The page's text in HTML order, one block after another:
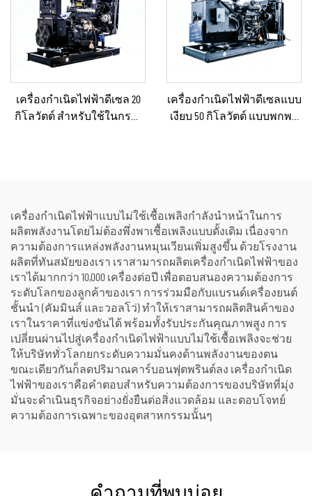
เครื่องกำเนิดไฟฟ้าดีเซล 20
กิโลวัตต์ สำหรับใช้ในกรณี
เครื่องกำเนิดไฟฟ้าดีเซลแบบ
เงียบ 50 กิโลวัตต์ แบบพกพา
เครื่องกำเนิดไฟฟ้าแบบไม่ใช้เชื้อเพลิงกำลังนำหน้าในการ
ผลิตพลังงานโดยไม่ต้องพึ่งพาเชื้อเพลิงแบบดั้งเดิม เนื่องจาก
ความต้องการแหล่งพลังงานหมุนเวียนเพิ่มสูงขึ้น ด้วยโรงงาน
ผลิตที่ทันสมัยของเรา เราสามารถผลิตเครื่องกำเนิดไฟฟ้าของ
เราได้มากกว่า 10,000 เครื่องต่อปี เพื่อตอบสนองความต้องการ
ระดับโลกของลูกค้าของเรา การร่วมมือกับแบรนด์เครื่องยนต์
ชั้นนำ (คัมมินส์ และวอลโว่) ทำให้เราสามารถผลิตสินค้าของ
เราในราคาที่แข่งขันได้ พร้อมทั้งรับประกันคุณภาพสูง การ
เปลี่ยนผ่านไปสู่เครื่องกำเนิดไฟฟ้าแบบไม่ใช้เชื้อเพลิงจะช่วย
ให้บริษัททั่วโลกยกระดับความมั่นคงด้านพลังงานของตน
ขณะเดียวกันก็ลดปริมาณคาร์บอนฟุตพรินต์ลง เครื่องกำเนิด
ไฟฟ้าของเราคือคำตอบสำหรับความต้องการของบริษัทที่มุ่ง
มั่นจะดำเนินธุรกิจอย่างยั่งยืนต่อสิ่งแวดล้อม และตอบโจทย์
ความต้องการเฉพาะของอุตสาหกรรมนั้นๆ